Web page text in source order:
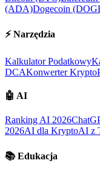
(ADA)Dogecoin
⚡ Narzędzia
Kalkulator Podatkowy
DCAKonwerter Krypto
🤖 AI
Ranking AI 2026
2026AI dla KryptoAI z
📚 Edukacja